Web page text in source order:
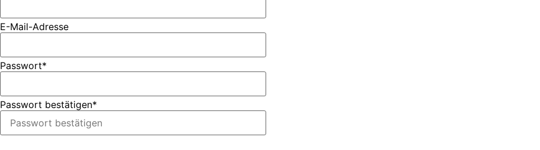
E-Mail-Adresse
Passwort*
Passwort bestätigen*